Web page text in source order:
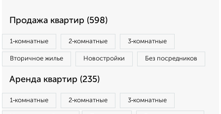
Продажа квартир (598)
1‑комнатные 2‑комнатные 3‑комнатные
Вторичное жилье Новостройки Без посредников
Аренда квартир (235)
1‑комнатные 2‑комнатные 3‑комнатные